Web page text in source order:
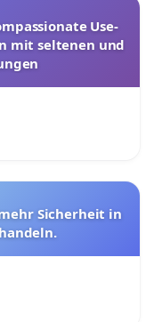
Use-
mit seltenen und
Sicherheit in